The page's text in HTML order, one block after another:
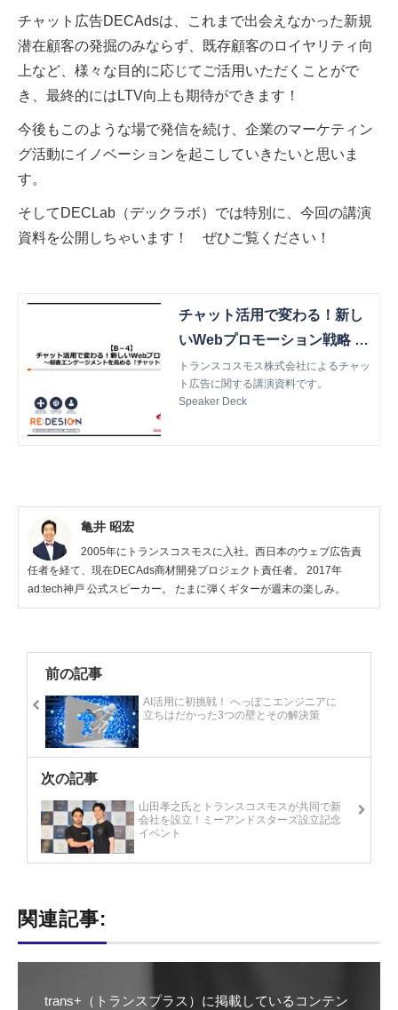
チャット広告DECAdsは、これまで出会えなかった新規
潜在顧客の発掘のみならず、既存顧客のロイヤリティ向
上など、様々な目的に応じてご活用いただくことがで
き、最終的にはLTV向上も期待ができます！
今後もこのような場で発信を続け、企業のマーケティン
グ活動にイノベーションを起こしていきたいと思いま
す。
そしてDECLab（デックラボ）では特別に、今回の講演
資料を公開しちゃいます！ ぜひご覧ください！
チャット活用で変わる！新し
いWebプロモーション戦略 ～
顧客エンゲージメントを高め
る「チャット✕広告」とは～
トランスコスモス株式会社によるチャッ
ト広告に関する講演資料です。
Speaker Deck
亀井 昭宏
2005年にトランスコスモスに入社。西日本のウェブ広告責
任者を経て、現在DECAds商材開発プロジェクト責任者。 2017年
ad:tech神戸 公式スピーカー。 たまに弾くギターが週末の楽しみ。
前の記事
AI活用に初挑戦！ へっぽこエンジニアに
立ちはだかった3つの壁とその解決策
次の記事
山田孝之氏とトランスコスモスが共同で新
会社を設立！ミーアンドスターズ設立記念
イベント
関連記事:
trans+（トランスプラス）に掲載しているコンテン